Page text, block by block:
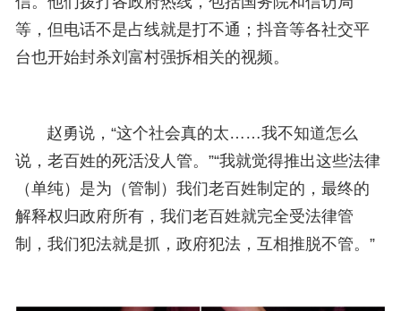
等，但电话不是占线就是打不通；抖音等各社交平
台也开始封杀刘富村强拆相关的视频。
赵勇说，“这个社会真的太……我不知道怎么
说，老百姓的死活没人管。”“我就觉得推出这些法律
（单纯）是为（管制）我们老百姓制定的，最终的
解释权归政府所有，我们老百姓就完全受法律管
制，我们犯法就是抓，政府犯法，互相推脱不管。”